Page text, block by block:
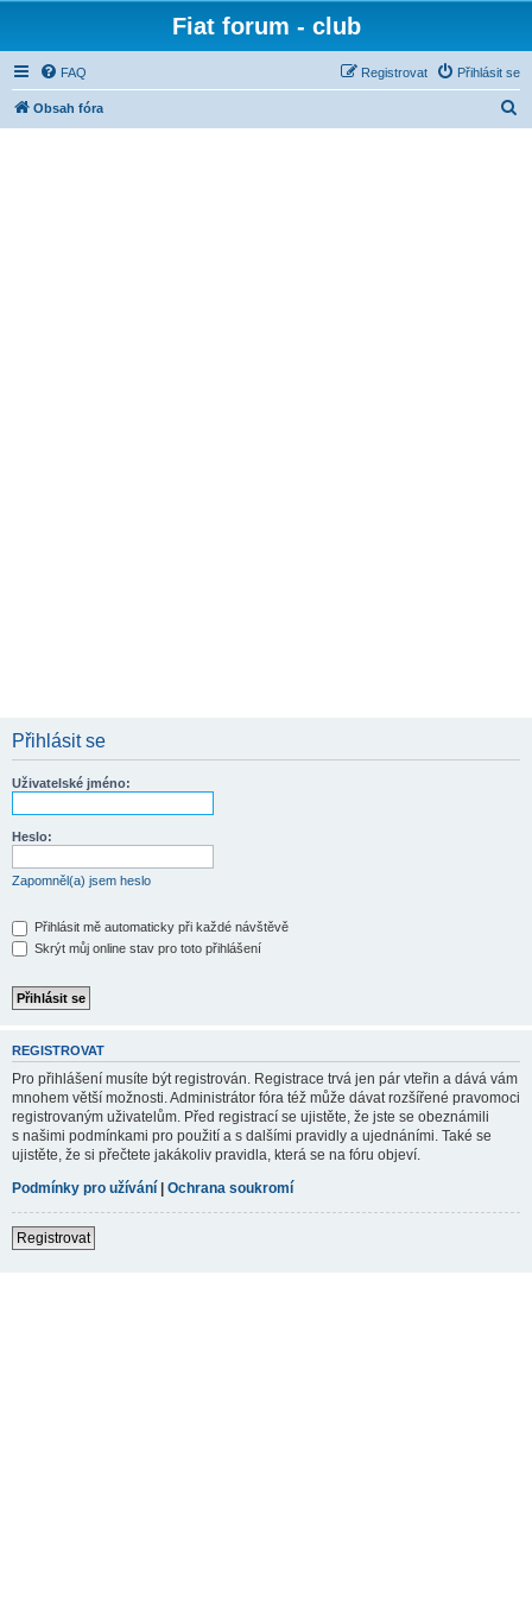
Fiat forum - club
FAQ Přihlásit se
Registrovat
Obsah fóra
Přihlásit se
Uživatelské jméno:
Heslo:
Zapomněl(a) jsem heslo
Přihlásit mě automaticky při každé návštěvě
Skrýt můj online stav pro toto přihlášení
REGISTROVAT
Pro přihlášení musíte být registrován. Registrace trvá jen pár vteřin a dává vám
mnohem větší možnosti. Administrátor fóra též může dávat rozšířené pravomoci
registrovaným uživatelům. Před registrací se ujistěte, že jste se obeznámili
s našimi podmínkami pro použití a s dalšími pravidly a ujednáními. Také se
ujistěte, že si přečtete jakákoliv pravidla, která se na fóru objeví.
Podmínky pro užívání | Ochrana soukromí
Registrovat